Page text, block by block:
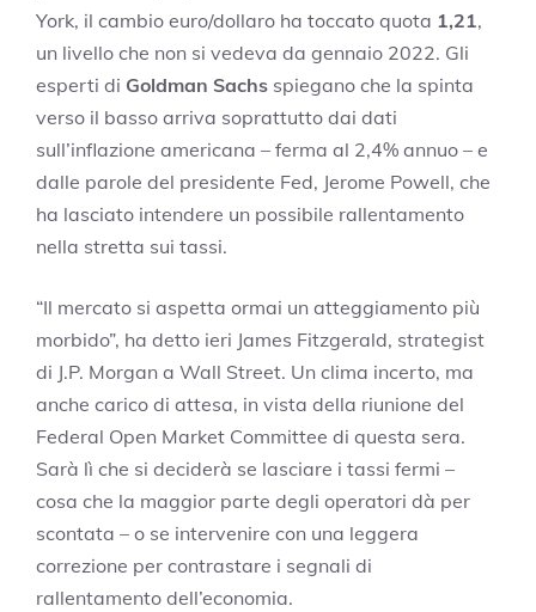
York, il cambio euro/dollaro ha toccato quota 1,21,
un livello che non si vedeva da gennaio 2022. Gli
esperti di Goldman Sachs spiegano che la spinta
verso il basso arriva soprattutto dai dati
sull’inflazione americana – ferma al 2,4% annuo – e
dalle parole del presidente Fed, Jerome Powell, che
ha lasciato intendere un possibile rallentamento
nella stretta sui tassi.
“Il mercato si aspetta ormai un atteggiamento più
morbido”, ha detto ieri James Fitzgerald, strategist
di J.P. Morgan a Wall Street. Un clima incerto, ma
anche carico di attesa, in vista della riunione del
Federal Open Market Committee di questa sera.
Sarà lì che si deciderà se lasciare i tassi fermi –
cosa che la maggior parte degli operatori dà per
scontata – o se intervenire con una leggera
correzione per contrastare i segnali di
rallentamento dell’economia.